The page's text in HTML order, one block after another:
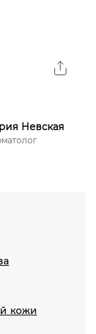
Невская
кожи